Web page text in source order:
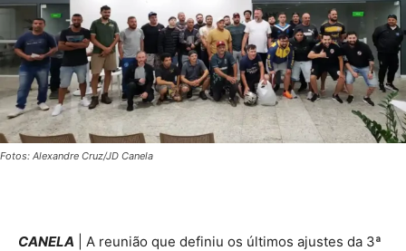
Fotos: Alexandre Cruz/JD Canela
CANELA | A reunião que definiu os últimos ajustes da 3ª